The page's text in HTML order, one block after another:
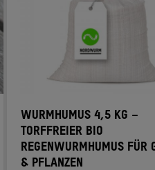
WURMHUMUS 4,5 KG –
TORFFREIER BIO
REGENWURMHUMUS FÜR
& PFLANZEN